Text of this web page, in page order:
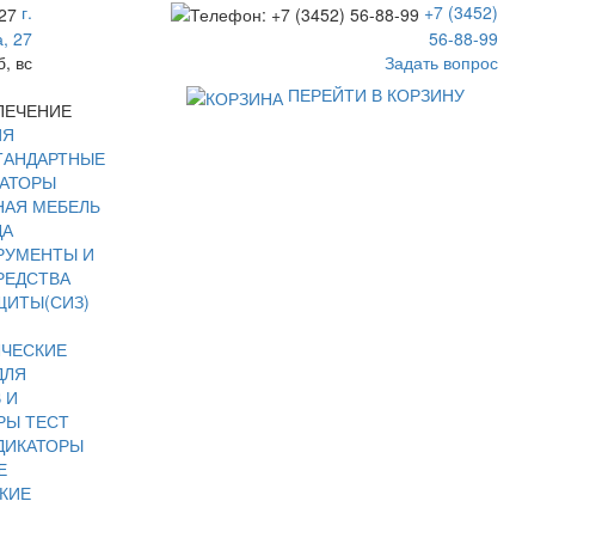
г.
27
вс
+7 (3452)
56-88-99
Задать вопрос
МЕБЕЛЬ
И
И
ТЕСТ
ПЕРЕЙТИ В КОРЗИНУ